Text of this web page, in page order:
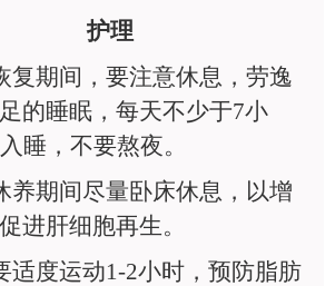
护理
复期间，要注意休息，劳逸
的睡眠，每天不少于7小
睡，不要熬夜。
养期间尽量卧床休息，以增
进肝细胞再生。
适度运动1-2小时，预防脂肪